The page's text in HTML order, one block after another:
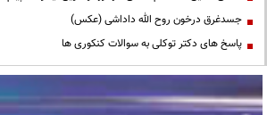
جسدغرق درخون روح الله داداشی (عکس)
پاسخ های دکتر توکلی به سوالات کنکوری ها